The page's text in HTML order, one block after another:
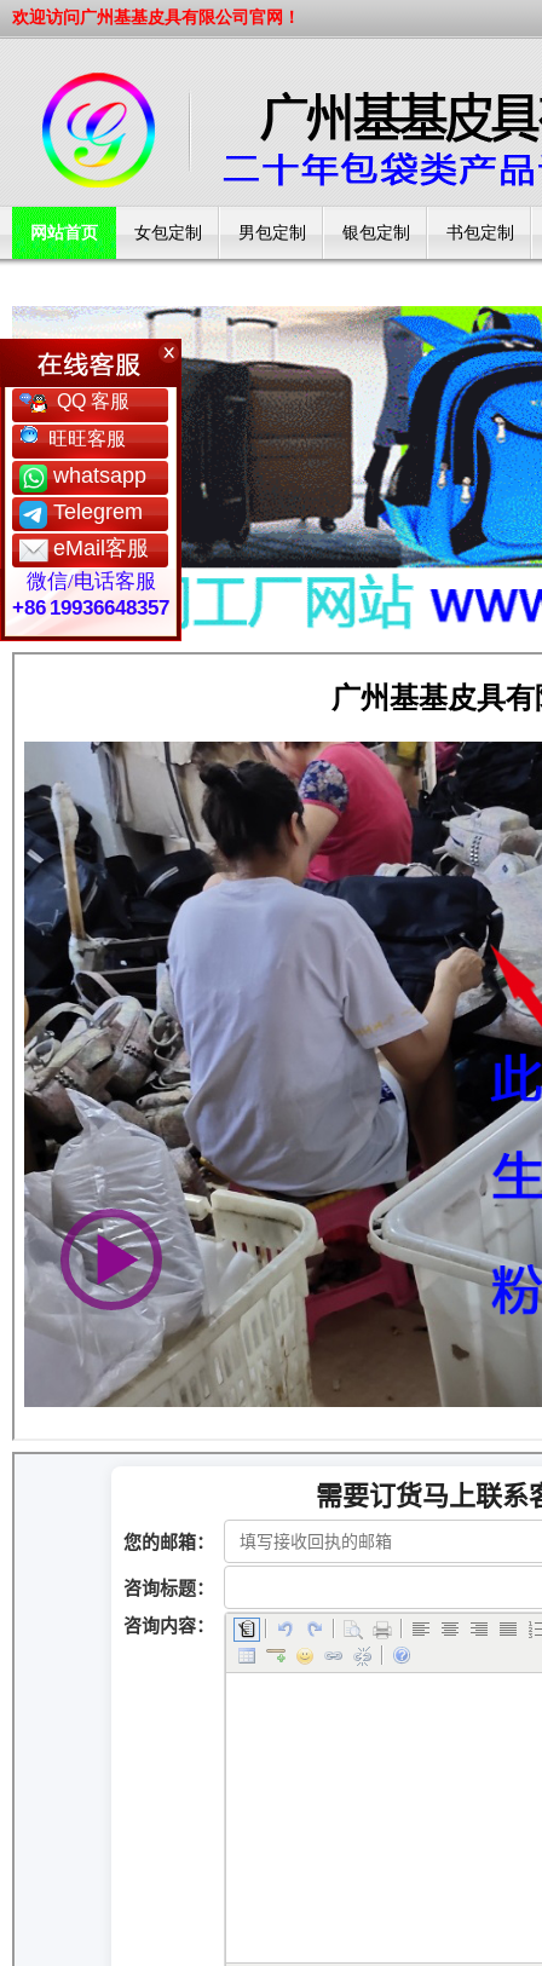
欢迎访问广州基基皮具有限公司官网！
网站首页 女包定制 男包定制 银包定制 书包定制
QQ 客服
旺旺客服
whatsapp
Telegrem
eMail客服
微信/电话客服
+86 19936648357